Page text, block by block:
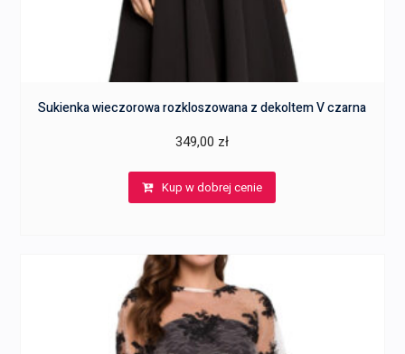
Sukienka wieczorowa rozkloszowana z dekoltem V czarna
349,00 zł
Kup w dobrej cenie